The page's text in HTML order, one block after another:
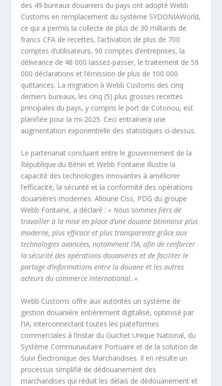
des 49 bureaux douaniers du pays ont adopté Webb
Customs en remplacement du système SYDONIAWorld,
ce qui a permis la collecte de plus de 30 milliards de
francs CFA de recettes, l’activation de plus de 700
comptes d’utilisateurs, 90 comptes d’entreprises, la
délivrance de 48 000 laissez-passer, le traitement de 59
000 déclarations et l’émission de plus de 100 000
quittances. La migration à Webb Customs des cinq
derniers bureaux, les cinq (5) plus grosses recettes
principales du pays, y compris le port de Cotonou, est
planifiée pour la mi-2025. Ceci entrainera une
augmentation exponentielle des statistiques ci-dessus.
Le partenariat concluant entre le gouvernement de la
République du Bénin et Webb Fontaine illustre la
capacité des technologies innovantes à améliorer
l’efficacité, la sécurité et la conformité des opérations
douanières modernes. Alioune Ciss, PDG du groupe
Webb Fontaine, a déclaré :« Nous sommes fiers de
travailler à la mise en place d’une douane béninoise plus
moderne, plus efficace et plus transparente grâce aux
technologies avancées, notamment l’IA, afin de renforcer
la sécurité des opérations douanières et de faciliter le
partage d’informations entre la douane et les autres
acteurs du commerce international. »
Webb Customs offre aux autorités un système de
gestion douanière entièrement digitalisé, optimisé par
l’IA, interconnectant toutes les plateformes
commerciales à l’instar du Guichet Unique National, du
Système Communautaire Portuaire et de la solution de
Suivi Électronique des Marchandises. Il en résulte un
processus simplifié de dédouanement des
marchandises qui réduit les délais de dédouanement et